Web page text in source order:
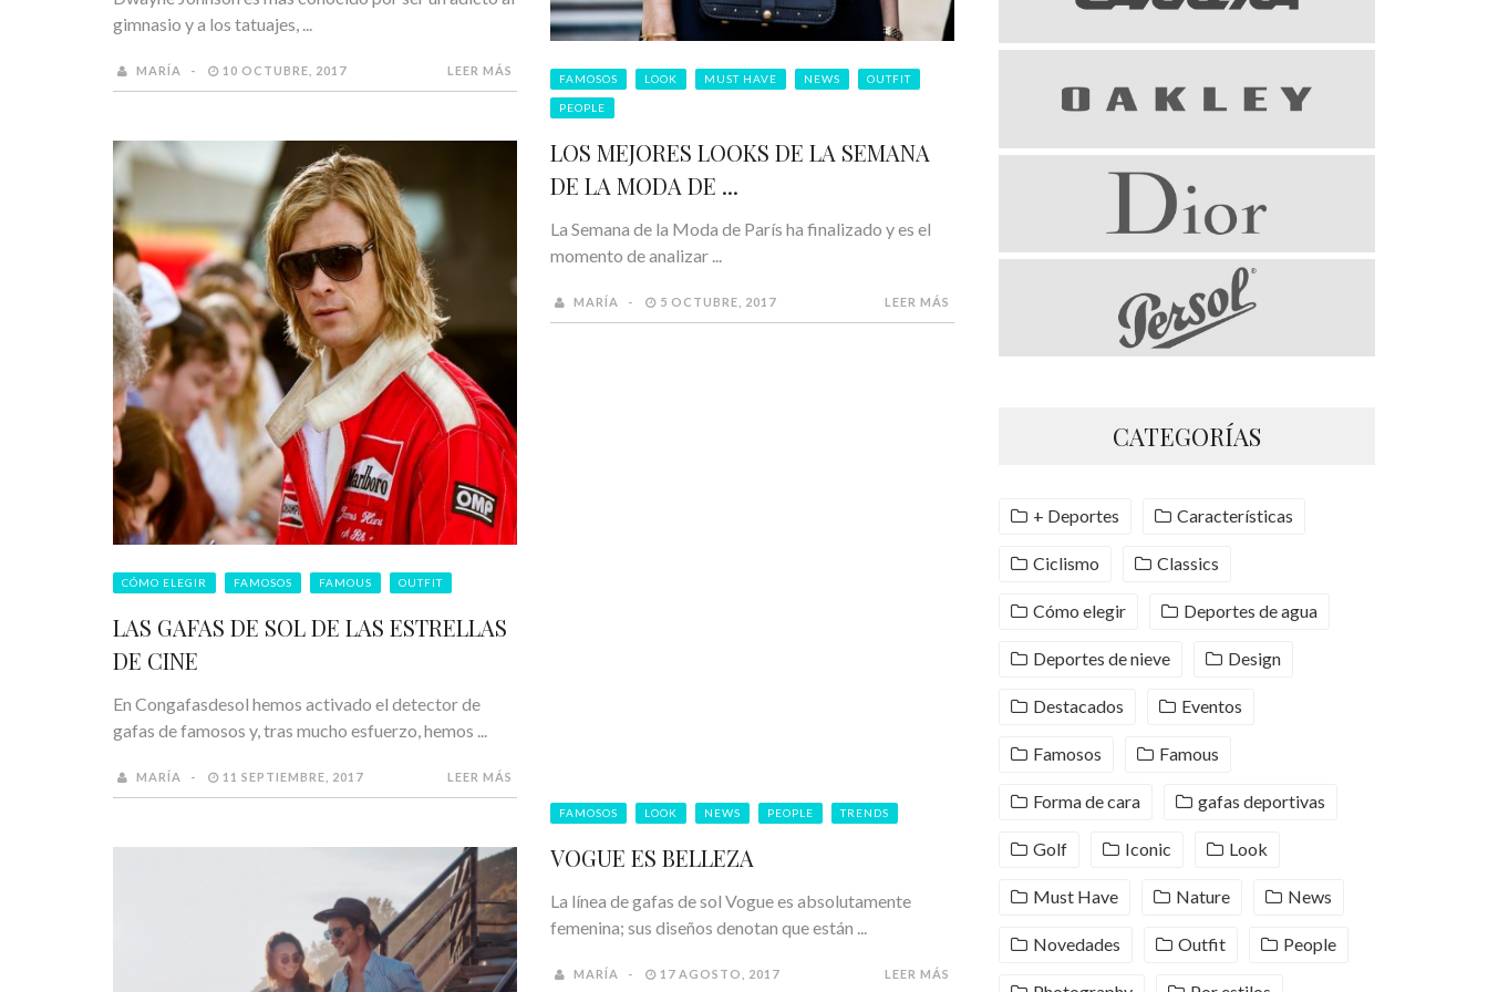
gimnasio y a los tatuajes, ...
MARÍA 10 OCTUBRE, 2017 LEER MÁS
FAMOSOS LOOK MUST HAVE NEWS OUTFIT
PEOPLE
LOS MEJORES LOOKS DE LA SEMANA
DE LA MODA DE ...
La Semana de la Moda de París ha finalizado y es el
momento de analizar ...
MARÍA 5 OCTUBRE, 2017 LEER MÁS
CÓMO ELEGIR FAMOSOS FAMOUS OUTFIT
LAS GAFAS DE SOL DE LAS ESTRELLAS
DE CINE
En Congafasdesol hemos activado el detector de
gafas de famosos y, tras mucho esfuerzo, hemos ...
MARÍA 11 SEPTIEMBRE, 2017 LEER MÁS
FAMOSOS LOOK NEWS PEOPLE TRENDS
VOGUE ES BELLEZA
La línea de gafas de sol Vogue es absolutamente
femenina; sus diseños denotan que están ...
MARÍA 17 AGOSTO, 2017 LEER MÁS
CATEGORÍAS
+ Deportes Características
Ciclismo Classics
Cómo elegir Deportes de agua
Deportes de nieve Design
Destacados Eventos
Famosos Famous
Forma de cara gafas deportivas
Golf Iconic Look
Must Have Nature News
Novedades Outfit People